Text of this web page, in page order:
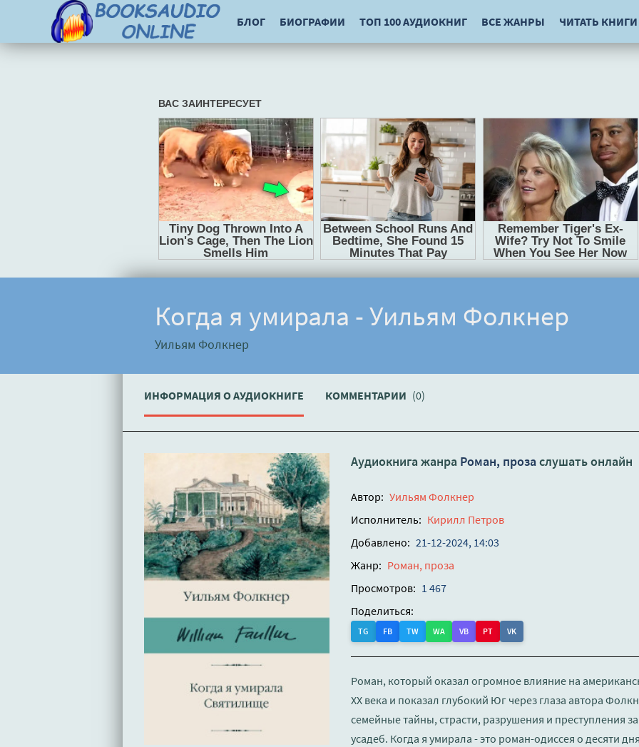
БЛОГ БИОГРАФИИ ТОП 100 АУДИОКНИГ ВСЕ ЖАНРЫ ЧИТАТЬ КНИГИ
Когда я умирала - Уильям Фолкнер
Уильям Фолкнер
ИНФОРМАЦИЯ О АУДИОКНИГЕ КОММЕНТАРИИ (0)
Аудиокнига жанра Роман, прозаслушать онлайн
Автор: Уильям Фолкнер
Исполнитель: Кирилл Петров
Добавлено: 21-12-2024, 14:03
Жанр: Роман, проза
Просмотров: 1 467
Поделиться:
TG FB TW WA VB PT VK
Роман, который оказал огромное влияние на
XX века и показал глубокий Юг через глаза автора
семейные тайны, страсти, разрушения и преступления
усадеб. Когда я умирала - это роман-одиссея о десяти